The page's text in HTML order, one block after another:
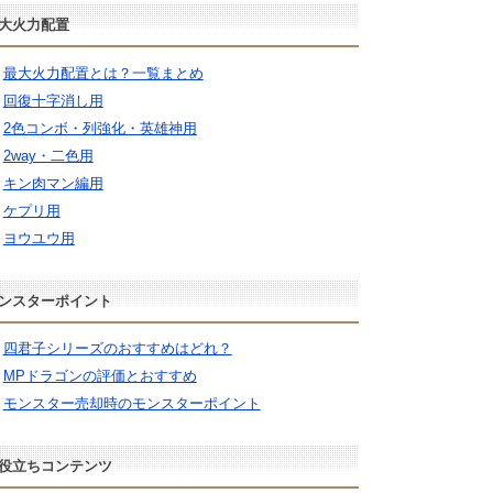
火力配置
最大火力配置とは？一覧まとめ
回復十字消し用
2色コンボ・列強化・英雄神用
2way・二色用
キン肉マン編用
ケプリ用
ヨウユウ用
スターポイント
四君子シリーズのおすすめはどれ？
MPドラゴンの評価とおすすめ
モンスター売却時のモンスターポイント
立ちコンテンツ